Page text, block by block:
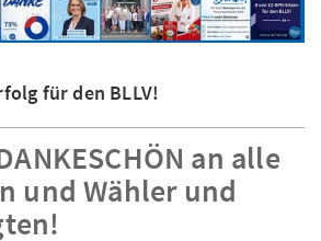
für den BLLV!
an alle
und Wähler und